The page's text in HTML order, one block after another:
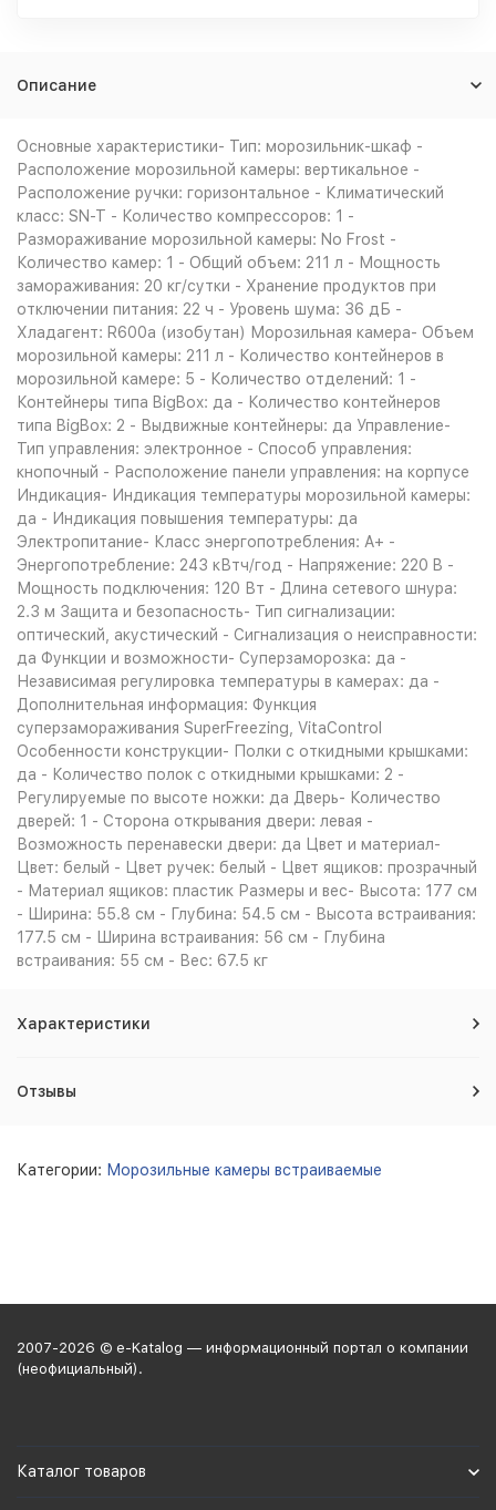
Описание
Основные характеристики- Тип: морозильник-шкаф -
Расположение морозильной камеры: вертикальное -
Расположение ручки: горизонтальное - Климатический
класс: SN-T - Количество компрессоров: 1 -
Размораживание морозильной камеры: No Frost -
Количество камер: 1 - Общий объем: 211 л - Мощность
замораживания: 20 кг/сутки - Хранение продуктов при
отключении питания: 22 ч - Уровень шума: 36 дБ -
Хладагент: R600a (изобутан) Морозильная камера- Объем
морозильной камеры: 211 л - Количество контейнеров в
морозильной камере: 5 - Количество отделений: 1 -
Контейнеры типа BigBox: да - Количество контейнеров
типа BigBox: 2 - Выдвижные контейнеры: да Управление-
Тип управления: электронное - Способ управления:
кнопочный - Расположение панели управления: на корпусе
Индикация- Индикация температуры морозильной камеры:
да - Индикация повышения температуры: да
Электропитание- Класс энергопотребления: A+ -
Энергопотребление: 243 кВтч/год - Напряжение: 220 B -
Мощность подключения: 120 Вт - Длина сетевого шнура:
2.3 м Защита и безопасность- Тип сигнализации:
оптический, акустический - Сигнализация о неисправности:
да Функции и возможности- Суперзаморозка: да -
Независимая регулировка температуры в камерах: да -
Дополнительная информация: Функция
суперзамораживания SuperFreezing, VitaControl
Особенности конструкции- Полки с откидными крышками:
да - Количество полок с откидными крышками: 2 -
Регулируемые по высоте ножки: да Дверь- Количество
дверей: 1 - Сторона открывания двери: левая -
Возможность перенавески двери: да Цвет и материал-
Цвет: белый - Цвет ручек: белый - Цвет ящиков: прозрачный
- Материал ящиков: пластик Размеры и вес- Высота: 177 см
- Ширина: 55.8 см - Глубина: 54.5 см - Высота встраивания:
177.5 см - Ширина встраивания: 56 см - Глубина
встраивания: 55 см - Вес: 67.5 кг
Характеристики
Отзывы
Категории: Морозильные камеры встраиваемые
2007-2026 © e-Katalog — информационный портал о компании
(неофициальный).
Каталог товаров